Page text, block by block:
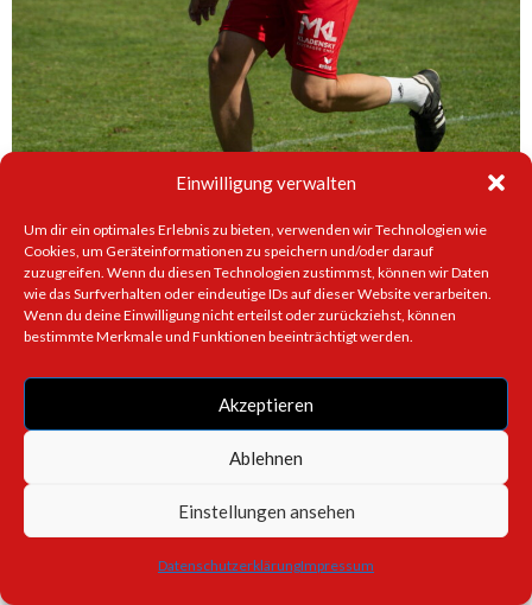
Einwilligung verwalten
Um dir ein optimales Erlebnis zu bieten, verwenden wir Technologien wie
Cookies, um Geräteinformationen zu speichern und/oder darauf
zuzugreifen. Wenn du diesen Technologien zustimmst, können wir Daten
wie das Surfverhalten oder eindeutige IDs auf dieser Website verarbeiten.
Wenn du deine Einwilligung nicht erteilst oder zurückziehst, können
bestimmte Merkmale und Funktionen beeinträchtigt werden.
Akzeptieren
Ablehnen
Einstellungen ansehen
DatenschutzerklärungImpressum
Juni 3, 2026
Das war der große WM-